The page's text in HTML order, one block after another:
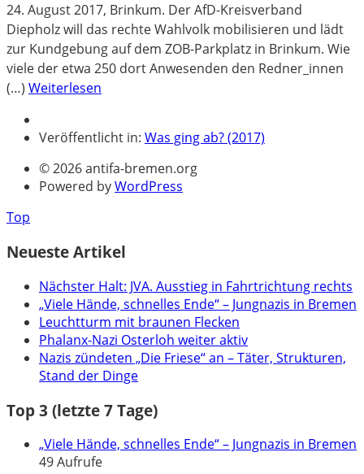
24. August 2017, Brinkum. Der AfD-Kreisverband
Diepholz will das rechte Wahlvolk mobilisieren und lädt
zur Kundgebung auf dem ZOB-Parkplatz in Brinkum. Wie
viele der etwa 250 dort Anwesenden den Redner_innen
(…) Weiterlesen
Veröffentlicht in: Was ging ab? (2017)
© 2026 antifa-bremen.org
Powered byWordPress
Top
Neueste Artikel
Nächster Halt: JVA. Ausstieg in Fahrtrichtung rechts
„Viele Hände, schnelles Ende“ – Jungnazis in Bremen
Leuchtturm mit braunen Flecken
Phalanx-Nazi Osterloh weiter aktiv
Nazis zündeten „Die Friese“ an – Täter, Strukturen,
Stand der Dinge
Top 3 (letzte 7 Tage)
„Viele Hände, schnelles Ende“ – Jungnazis in Bremen
49 Aufrufe